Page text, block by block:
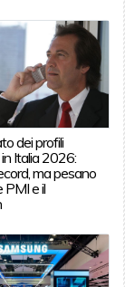
dei profili
Italia 2026:
ma pesano
PMI e il